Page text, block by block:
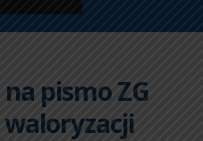
pismo ZG
waloryzacji